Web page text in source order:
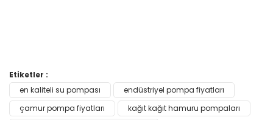
Bu ürüne ilk yorumu siz yapın!
Bu ürünün fiyat bilgisi, resim, ürün açıklamalarında ve diğer
konularda yetersiz gördüğünüz noktaları öneri formunu
kullanarak tarafımıza iletebilirsiniz.
Görüş ve önerileriniz için teşekkür ederiz.
Etiketler :
en kaliteli su pompası
endüstriyel pompa fiyatları
çamur pompa fiyatları
kağıt kağıt hamuru pompaları